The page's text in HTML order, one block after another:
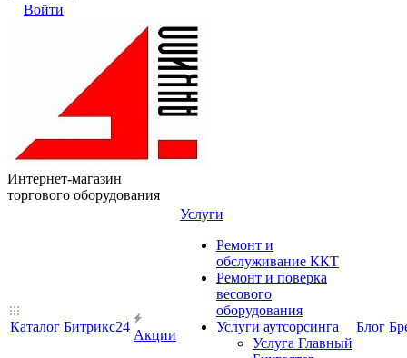
Войти
Интернет-магазин
торгового оборудования
Каталог Битрикс24
Акции
Услуги
Ремонт и
обслуживание ККТ
Ремонт и поверка
весового
оборудования
Услуги аутсорсинга
Услуга Главный
Блог